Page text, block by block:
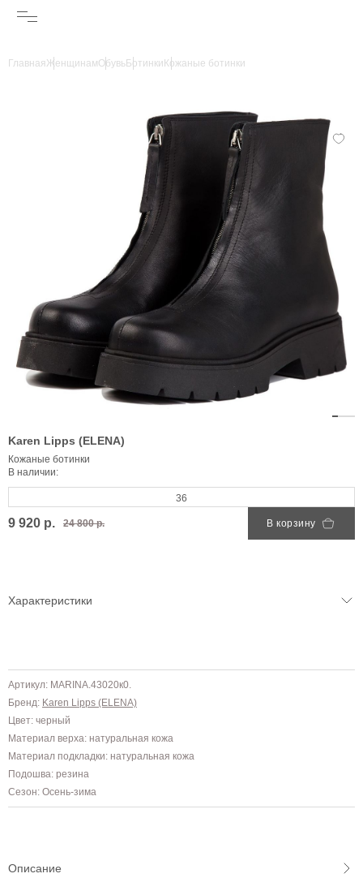
ГлавнаяЖенщинамОбувьБотинки Кожаные ботинки
Karen Lipps (ELENA)
Кожаные ботинки
В наличии:
36
9 920 р. 24 800 р. В корзину
Характеристики
Артикул: MARINA.43020к0.
Бренд: Karen Lipps (ELENA)
Цвет: черный
Материал верха: натуральная кожа
Материал подкладки: натуральная кожа
Подошва: резина
Сезон: Осень-зима
Описание